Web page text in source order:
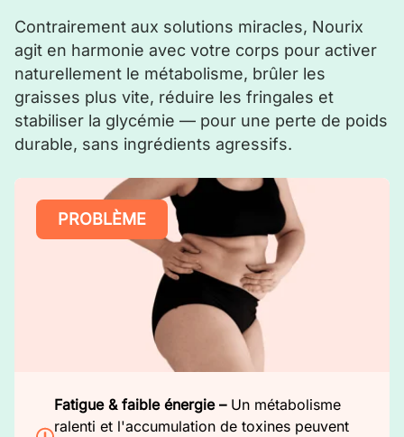
Contrairement aux solutions miracles, Nourix
agit en harmonie avec votre corps pour activer
naturellement le métabolisme, brûler les
graisses plus vite, réduire les fringales et
stabiliser la glycémie — pour une perte de poids
durable, sans ingrédients agressifs.
PROBLÈME
Fatigue & faible énergie –Un métabolisme
ralenti et l'accumulation de toxines peuvent